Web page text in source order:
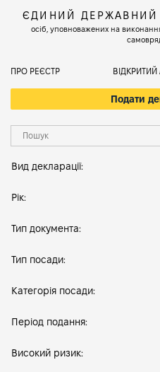
ЄДИНИЙ ДЕРЖАВНИЙ
осіб, уповноважених на
ПРО РЕЄСТР ВІДКРИТИЙ
Подати
Вид декларації:
Рік:
Тип документа:
Тип посади:
Категорія посади:
Період подання:
Високий ризик: